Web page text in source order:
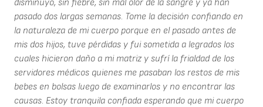
disminuyo, sin fiebre, sin mal olor de la sangre y ya han
pasado dos largas semanas. Tome la decisión confiando en
la naturaleza de mi cuerpo porque en el pasado antes de
mis dos hijos, tuve pérdidas y fui sometida a legrados los
cuales hicieron daño a mi matriz y sufrí la frialdad de los
servidores médicos quienes me pasaban los restos de mis
bebes en bolsas luego de examinarlos y no encontrar las
causas. Estoy tranquila confiada esperando que mi cuerpo